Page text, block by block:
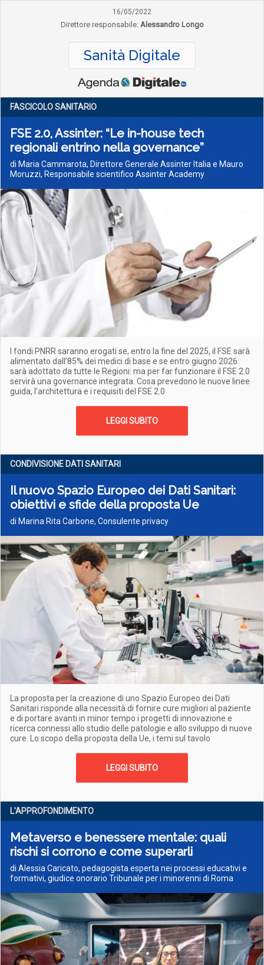
16/05/2022
Direttore responsabile: Alessandro Longo
Sanità Digitale
FASCICOLO SANITARIO
FSE 2.0, Assinter: “Le in-house tech
regionali entrino nella governance”
di Maria Cammarota, Direttore Generale Assinter Italia e Mauro
Moruzzi, Responsabile scientifico Assinter Academy
I fondi PNRR saranno erogati se, entro la fine del 2025, il FSE sarà
alimentato dall’85% dei medici di base e se entro giugno 2026
sarà adottato da tutte le Regioni: ma per far funzionare il FSE 2.0
servirà una governance integrata. Cosa prevedono le nuove linee
guida, l’architettura e i requisiti del FSE 2.0
LEGGI SUBITO
CONDIVISIONE DATI SANITARI
Il nuovo Spazio Europeo dei Dati Sanitari:
obiettivi e sfide della proposta Ue
di Marina Rita Carbone, Consulente privacy
La proposta per la creazione di uno Spazio Europeo dei Dati
Sanitari risponde alla necessità di fornire cure migliori al paziente
e di portare avanti in minor tempo i progetti di innovazione e
ricerca connessi allo studio delle patologie e allo sviluppo di nuove
cure. Lo scopo della proposta della Ue, i temi sul tavolo
LEGGI SUBITO
L'APPROFONDIMENTO
Metaverso e benessere mentale: quali
rischi si corrono e come superarli
di Alessia Caricato, pedagogista esperta nei processi educativi e
formativi, giudice onorario Tribunale per i minorenni di Roma